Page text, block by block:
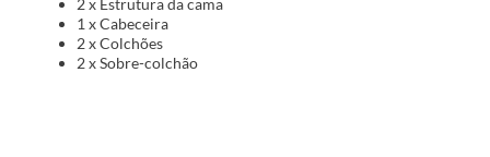
1 x Cabeceira
2 x Colchões
2 x Sobre-colchão